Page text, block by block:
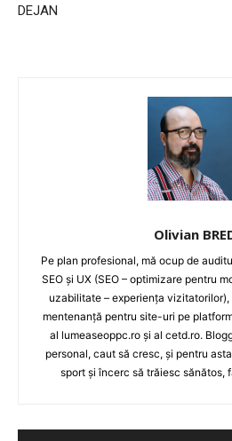
DEJAN
Olivian
Pe plan profesional, mă ocup de
SEO și UX (SEO – optimizare pentru
uzabilitate – experiența
mentenanță pentru site-uri pe
al lumeaseoppc.ro și al cetd.ro.
personal, caut să cresc, și pentru
sport și încerc să trăiesc sănătos,